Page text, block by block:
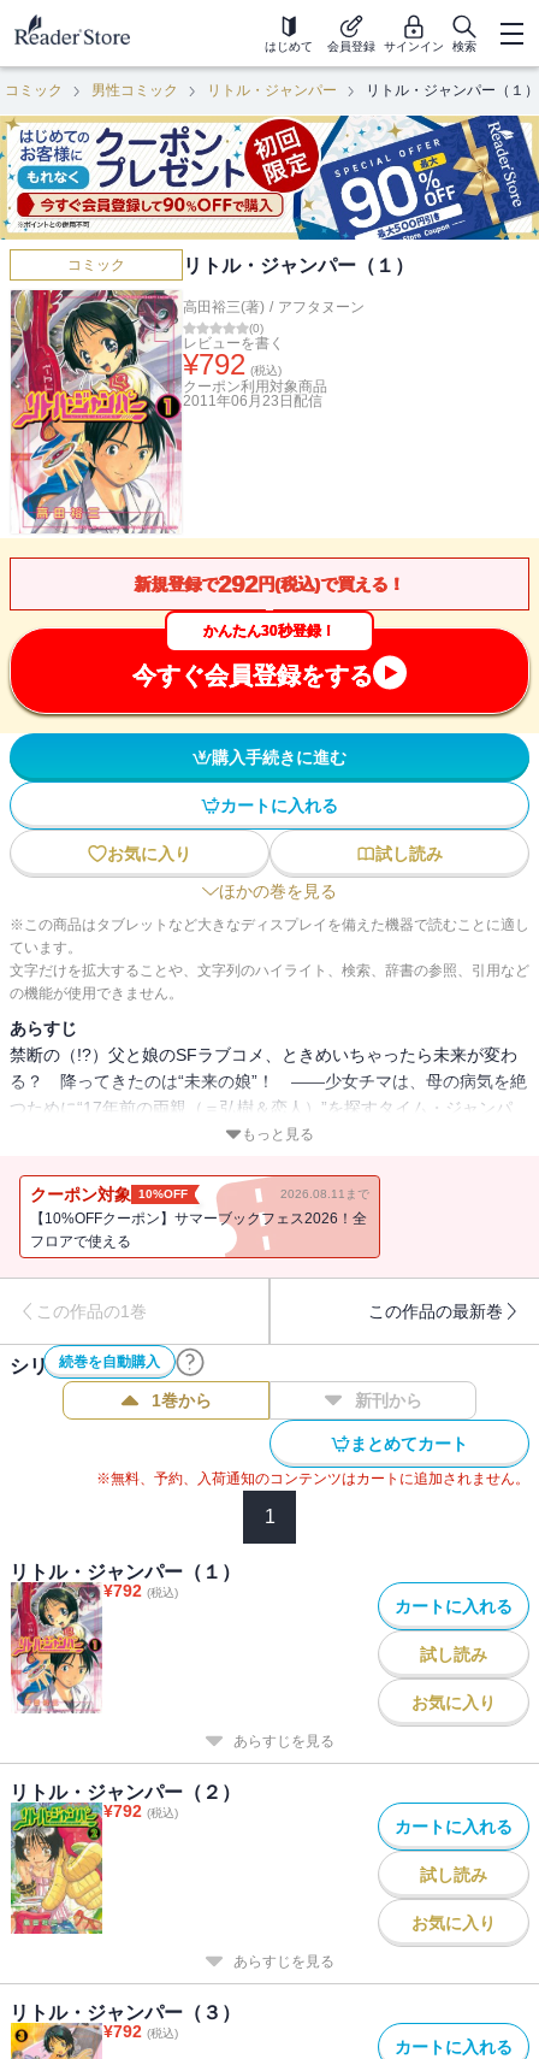
はじめて 会員登録 サインイン 検索
コミック 男性コミック リトル・ジャンパー リトル・ジャンパー（１）
コミック リトル・ジャンパー（１）
高田裕三(著) / アフタヌーン
(0)
レビューを書く
¥792 (税込)
クーポン利用対象商品
2011年06月23日 配信
新規登録で292円(税込)で買える！
かんたん30秒登録！
今すぐ会員登録をする
購入手続きに進む
カートに入れる
お気に入り
試し読み
ほかの巻を見る
※この商品はタブレットなど大きなディスプレイを備えた機器で読むことに適し
ています。
文字だけを拡大することや、文字列のハイライト、検索、辞書の参照、引用など
の機能が使用できません。
あらすじ
禁断の（!?）父と娘のSFラブコメ、ときめいちゃったら未来が変わ
る？ 降ってきたのは“未来の娘”！ ――少女チマは、母の病気を絶
つために“17年前の両親（＝弘樹＆恋人）”を探すタイム・ジャンパ
ー。彼女に“父”として甘えられ戸惑う弘樹だけれど、モテないわが身
ゃ未来が変わる、ミステリ仕立てのSFラブコメ＆アクション、第1
巻！
もっと見る
クーポン対象 10%OFF 2026.08.11まで
【10%OFFクーポン】サマーブックフェス2026！全
フロアで使える
この作品の1巻 この作品の最新巻
続巻を自動購入
シリーズ作品(7件)
1巻から 新刊から
まとめてカート
※無料、予約、入荷通知のコンテンツはカートに追加されません。
1
リトル・ジャンパー（１）
¥792 (税込)
カートに入れる
試し読み
お気に入り
あらすじを見る
リトル・ジャンパー（２）
¥792 (税込)
カートに入れる
試し読み
お気に入り
あらすじを見る
リトル・ジャンパー（３）
¥792 (税込)
カートに入れる